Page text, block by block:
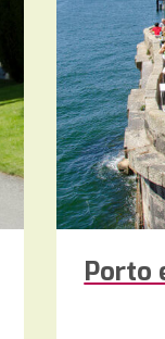
Porto